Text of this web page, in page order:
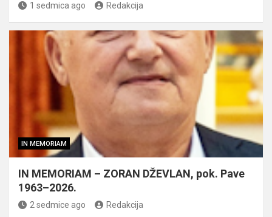
1 sedmica ago Redakcija
IN MEMORIAM
IN MEMORIAM – ZORAN DŽEVLAN, pok. Pave
1963–2026.
2 sedmice ago Redakcija